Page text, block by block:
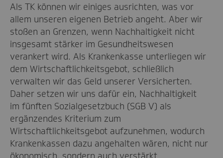
Als TK können wir einiges ausrichten, was vor
allem unseren eigenen Betrieb angeht. Aber wir
stoßen an Grenzen, wenn Nachhaltigkeit nicht
insgesamt stärker im Gesundheitswesen
verankert wird. Als Krankenkasse unterliegen wir
dem Wirtschaftlichkeitsgebot, schließlich
verwalten wir das Geld unserer Versicherten.
Daher setzen wir uns dafür ein, Nachhaltigkeit
im fünften Sozialgesetzbuch (SGB V) als
ergänzendes Kriterium zum
Wirtschaftlichkeitsgebot aufzunehmen, wodurch
Krankenkassen dazu angehalten wären, nicht nur